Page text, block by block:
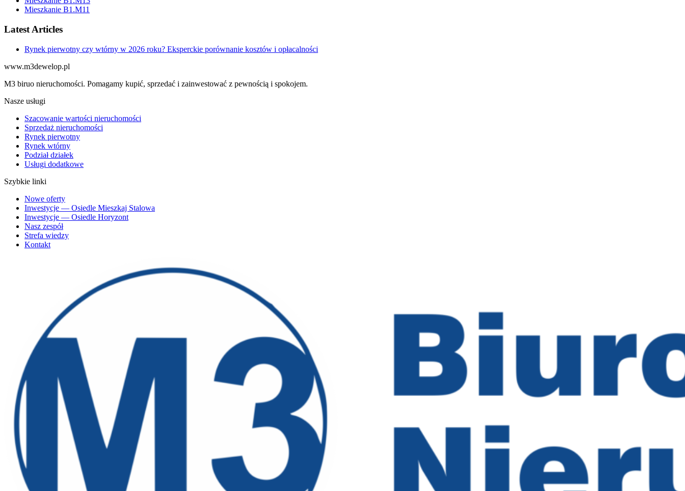
Mieszkanie B1.M11
Latest Articles
Rynek pierwotny czy wtórny w 2026 roku? Eksperckie porównanie kosztów i opłacalności
www.m3dewelop.pl
M3 biruo nieruchomości. Pomagamy kupić, sprzedać i zainwestować z pewnością i spokojem.
Nasze usługi
Szacowanie wartości nieruchomości
Sprzedaż nieruchomości
Rynek pierwotny
Rynek wtórny
Podział działek
Usługi dodatkowe
Szybkie linki
Nowe oferty
Inwestycje — Osiedle Mieszkaj Stalowa
Inwestycje — Osiedle Horyzont
Nasz zespół
Strefa wiedzy
Kontakt